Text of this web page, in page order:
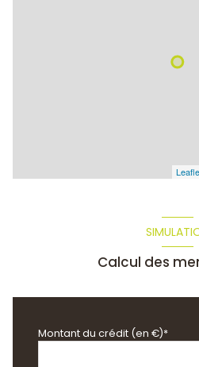
Calcul des
Montant du crédit (en €)*